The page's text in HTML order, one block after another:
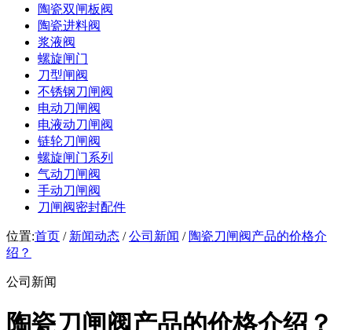
陶瓷双闸板阀
陶瓷进料阀
浆液阀
螺旋闸门
刀型闸阀
不锈钢刀闸阀
电动刀闸阀
电液动刀闸阀
链轮刀闸阀
螺旋闸门系列
气动刀闸阀
手动刀闸阀
刀闸阀密封配件
位置:首页 / 新闻动态 /公司新闻 / 陶瓷刀闸阀产品的价格介
绍？
公司新闻
陶瓷刀闸阀产品的价格介绍？